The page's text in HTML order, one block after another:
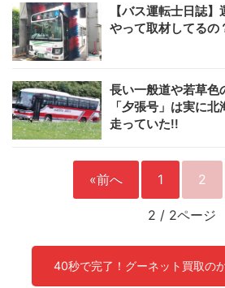
【バス運転士日誌
やって取材してるの
長い一般道や若草
「夕張号」は実に
走っていた!!
«前へ 1 2
2 / 2ページ
40秒で完了！グーネット買取の